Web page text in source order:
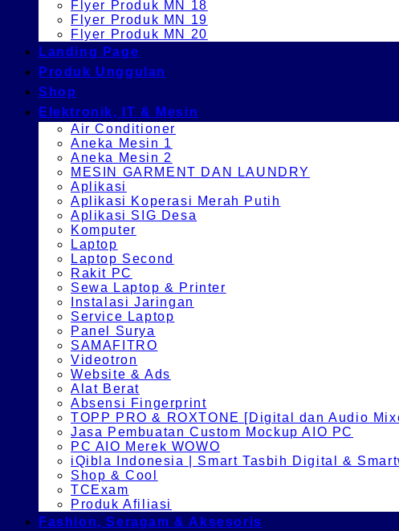
Flyer Produk MN 18
Flyer Produk MN 19
Flyer Produk MN 20
Landing Page
Produk Unggulan
Shop
Elektronik, IT & Mesin
Air Conditioner
Aneka Mesin 1
Aneka Mesin 2
MESIN GARMENT DAN LAUNDRY
Aplikasi
Aplikasi Koperasi Merah Putih
Aplikasi SIG Desa
Komputer
Laptop
Laptop Second
Rakit PC
Sewa Laptop & Printer
Instalasi Jaringan
Service Laptop
Panel Surya
SAMAFITRO
Videotron
Website & Ads
Alat Berat
Absensi Fingerprint
TOPP PRO & ROXTONE [Digital dan Audio
Jasa Pembuatan Custom Mockup AIO PC
PC AIO Merek WOWO
iQibla Indonesia | Smart Tasbih Digital &
Shop & Cool
TCExam
Produk Afiliasi
Fashion, Seragam & Aksesoris